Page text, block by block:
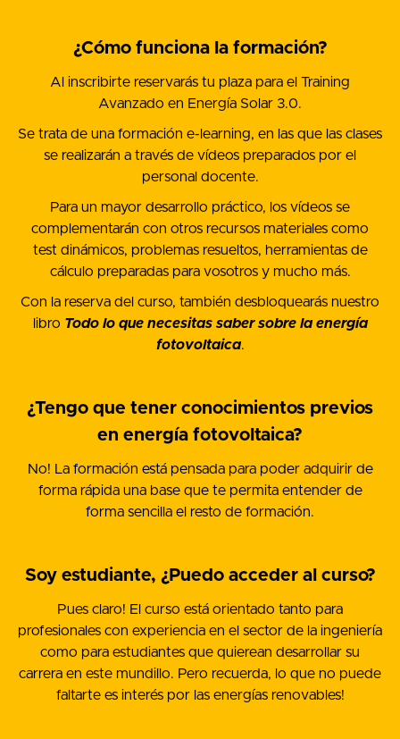
¿Cómo funciona la formación?
Al inscribirte reservarás tu plaza para el Training
Avanzado en Energía Solar 3.0.
Se trata de una formación e-learning, en las que las clases
se realizarán a través de vídeos preparados por el
personal docente.
Para un mayor desarrollo práctico, los vídeos se
complementarán con otros recursos materiales como
test dinámicos, problemas resueltos, herramientas de
cálculo preparadas para vosotros y mucho más.
Con la reserva del curso, también desbloquearás nuestro
libro Todo lo que necesitas saber sobre la energía
fotovoltaica.
¿Tengo que tener conocimientos previos
en energía fotovoltaica?
No! La formación está pensada para poder adquirir de
forma rápida una base que te permita entender de
forma sencilla el resto de formación.
Soy estudiante, ¿Puedo acceder al curso?
Pues claro! El curso está orientado tanto para
profesionales con experiencia en el sector de la ingeniería
como para estudiantes que quierean desarrollar su
carrera en este mundillo. Pero recuerda, lo que no puede
faltarte es interés por las energías renovables!